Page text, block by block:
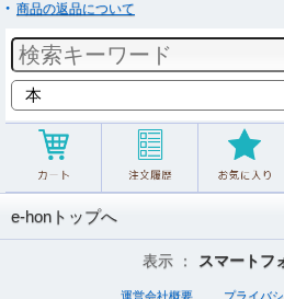
商品の返品について
e-honトップへ
表示 ： スマートフ
運営会社概要 プライバ